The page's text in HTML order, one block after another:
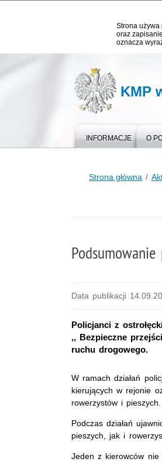
Strona używa
oraz
oznacza
KMP
INFORMACJE O
Strona główna
Data publikacji
Policjanci z
,, Bezpieczne
ruchu drogowego.
W ramach działań
kierujących w rejonie
rowerzystów i pieszych.
Podczas działań
pieszych, jak i
Jeden z kierowców nie